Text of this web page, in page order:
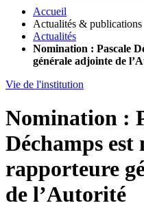
Accueil
Actualités & publications
Actualités
Nomination : Pascale
générale adjointe de
Vie de l'institution
Nomination :
Déchamps est
rapporteure
de l’Autorité